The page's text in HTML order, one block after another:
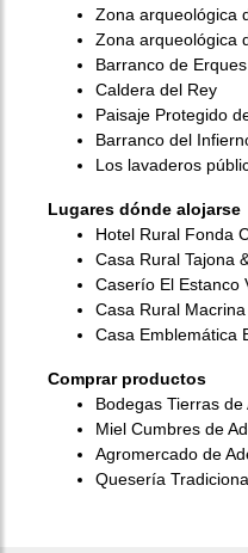
Zona arqueológica
Zona arqueológica
Barranco de Erques
Caldera del Rey
Paisaje Protegido
Barranco del
Los lavaderos
Lugares dónde alojarse
Hotel Rural Fonda
Casa Rural Tajona
Caserío El Estanco
Casa Rural Macrina
Casa Emblemática
Comprar productos
Bodegas Tierras de
Miel Cumbres de
Agromercado de
Quesería